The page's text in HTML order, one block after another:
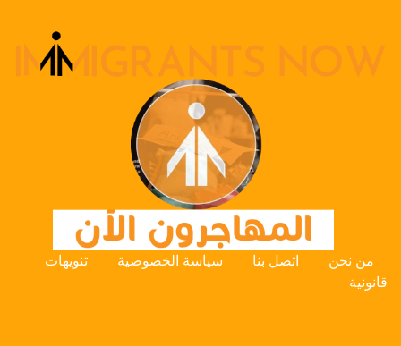
من نحن اتصل بنا سياسة الخصوصية
تنويهات
قانونية